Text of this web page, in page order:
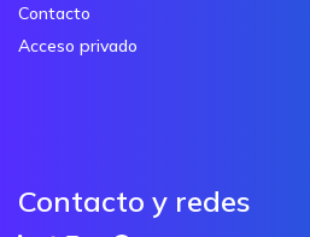
Contacto
Acceso privado
Contacto y redes